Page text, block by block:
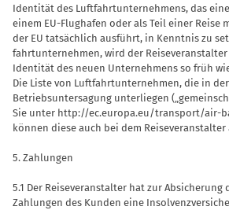
Identität des Luftfahrtunternehmens, das
einem EU-Flughafen oder als Teil einer Reise
der EU tatsächlich ausführt, in Kenntnis zu
fahrtunternehmen, wird der
Identität des neuen Unternehmens so früh
Die Liste von Luft­fahrtunternehmen, die in
Betriebsuntersagung unterliegen
Sie unter http://ec.europa.eu/transport/air-
können diese auch bei dem
5. Zahlungen
5.1 Der Reiseveranstalter hat zur Ab­sicherung
Zahlungen des Kunden eine